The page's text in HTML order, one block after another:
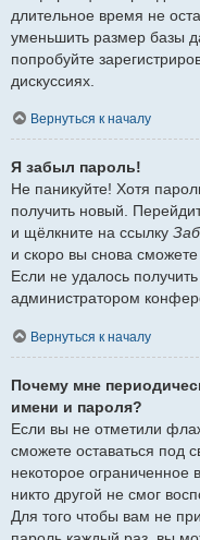
длительное время не
уменьшить размер базы
попробуйте
дискуссиях.
Вернуться к началу
Я забыл пароль!
Не паникуйте! Хотя
получить новый.
и щёлкните на ссылку
и скоро вы снова
Если не удалось
администратором
Вернуться к началу
Почему мне
имени и пароля?
Если вы не отметили
сможете оставаться под
некоторое ограниченное
никто другой не смог
Для того чтобы вам не